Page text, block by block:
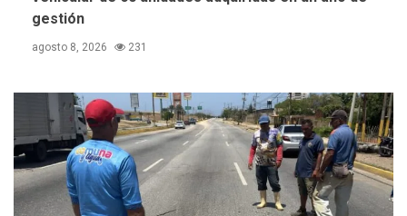
gestión
agosto 8, 2026 231